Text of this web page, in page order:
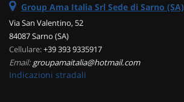
Group Ama Italia Srl Sede di Sarno (SA)
Via San Valentino, 52
84087 Sarno (SA)
Cellulare:+39 393 9335917
Email: groupamaitalia@hotmail.com
Indicazioni stradali
le
tue
preferenze
di
consenso
alle
tecnologie